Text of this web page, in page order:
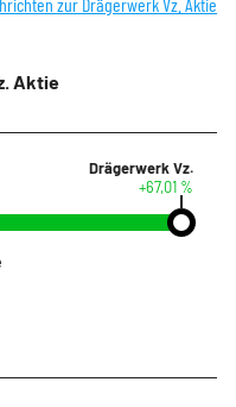
Aktie
Drägerwerk Vz.
+67,01 %